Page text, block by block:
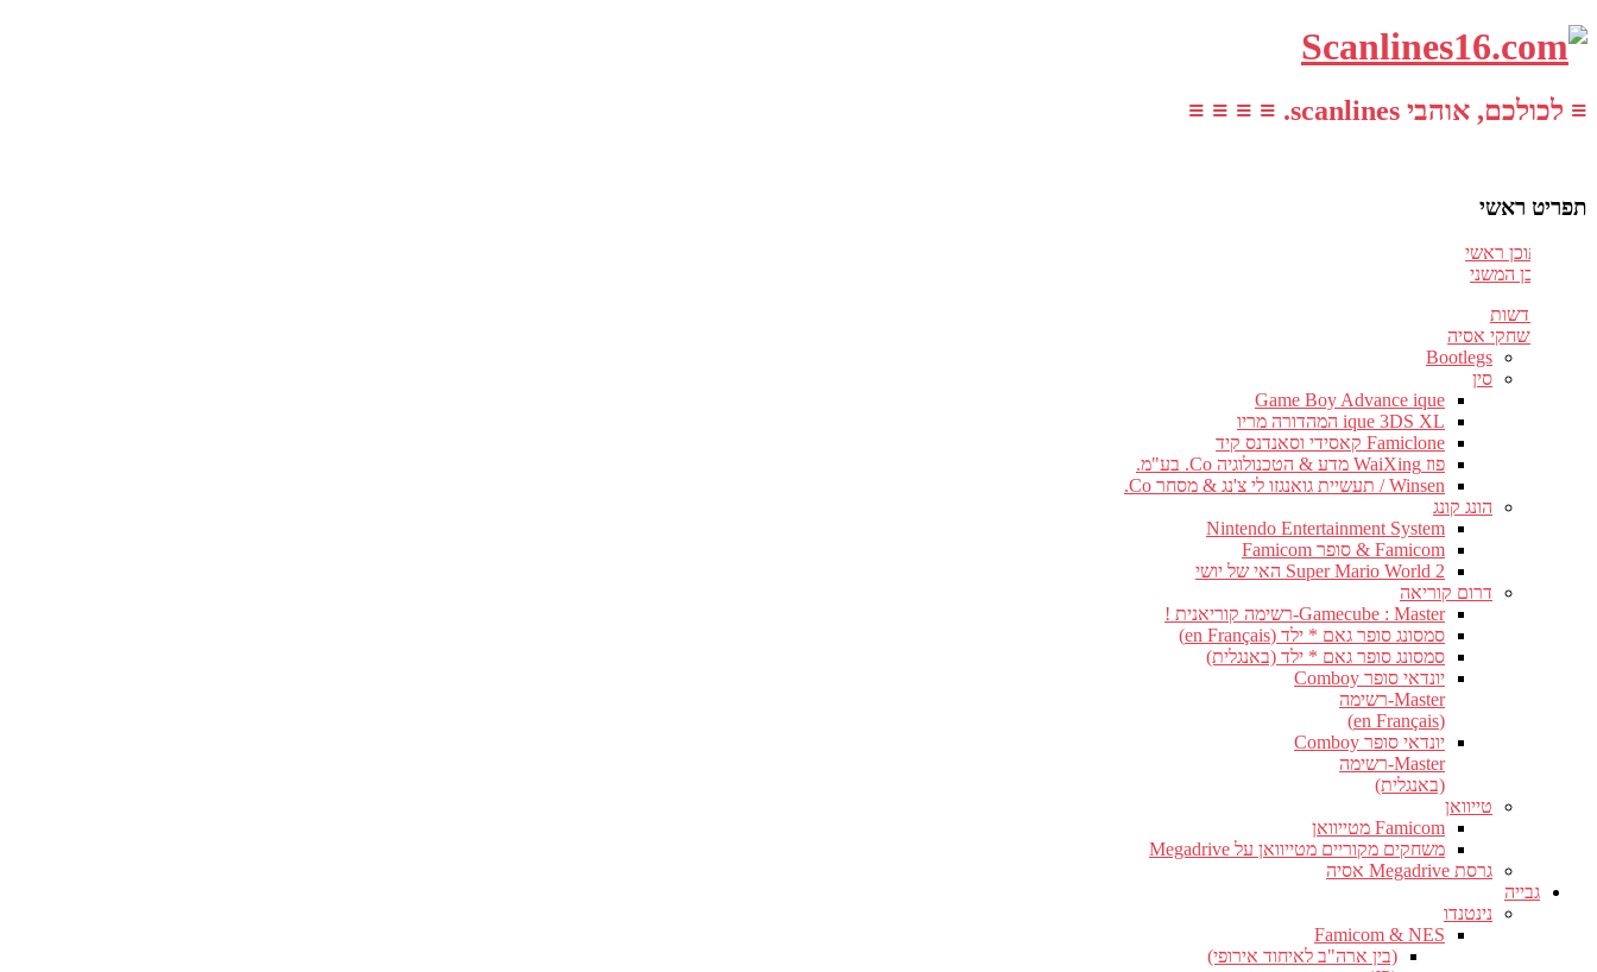
≡ לכולכם, אוהבי scanlines. ≡ ≡ ≡ ≡
תפריט ראשי
עבור לתוכן ראשי
דלג לתוכן המשני
חדשות
משחקי אסיה
Bootlegs
סין
Game Boy Advance ique
ique 3DS XL המהדורה מריו
Famiclone קאסידי וסאנדנס קיד
פוז WaiXing מדע & הטכנולוגיה Co. בע"מ.
Winsen / תעשיית גואנגזו לי צ'נג & מסחר Co.
הונג קונג
Nintendo Entertainment System
Famicom & סופר Famicom
Super Mario World 2 האי של יושי
דרום קוריאה
Gamecube : Master-רשימה קוריאנית !
סמסונג סופר גאם * ילד (en Français)
סמסונג סופר גאם * ילד (באנגלית)
יונדאי סופר Comboy
Master-רשימה
(en Français)
יונדאי סופר Comboy
Master-רשימה
(באנגלית)
טייוואן
Famicom מטייוואן
משחקים מקוריים מטייוואן על Megadrive
גרסת Megadrive אסיה
גבייה
נינטנדו
Famicom & NES
(בין ארה"ב לאיחוד אירופי)